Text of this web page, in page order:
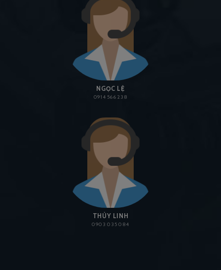
NGỌC LỆ
0914 566 238
THÙY LINH
0903 035 084